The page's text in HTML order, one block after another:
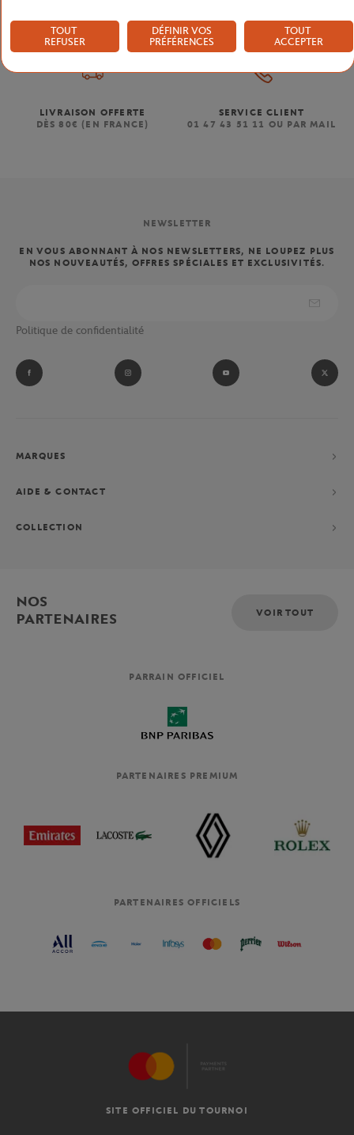
PAR CARTE
DE VOS COMMANDES
LIVRAISON OFFERTE
DÈS 80€ (EN FRANCE)
SERVICE CLIENT
01 47 43 51 11 OU PAR MAIL
NEWSLETTER
EN VOUS ABONNANT À NOS NEWSLETTERS, NE LOUPEZ PLUS
NOS NOUVEAUTÉS, OFFRES SPÉCIALES ET EXCLUSIVITÉS.
Politique de confidentialité
MARQUES
AIDE & CONTACT
COLLECTION
NOS
PARTENAIRES
VOIR TOUT
PARRAIN OFFICIEL
PARTENAIRES PREMIUM
PARTENAIRES OFFICIELS
SITE OFFICIEL DU TOURNOI
TOUT
REFUSER
DÉFINIR VOS
PRÉFÉRENCES
TOUT
ACCEPTER